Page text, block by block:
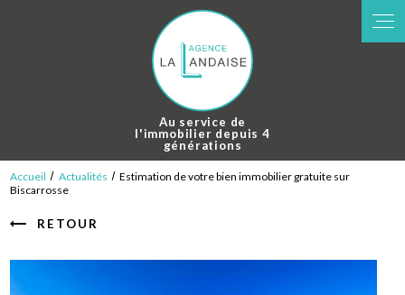
Au service de
l'immobilier depuis 4
générations
Accueil Actualités
Estimation de votre bien immobilier gratuite sur
Biscarrosse
RETOUR
Panneau de gestion des cookies